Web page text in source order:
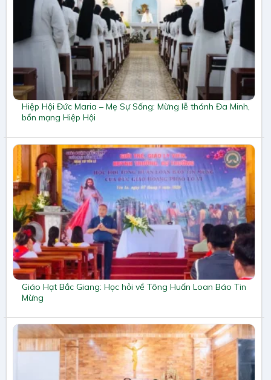
Hiệp Hội Đức Maria – Mẹ Sự Sống: Mừng lễ thánh Đa Minh,
bổn mạng Hiệp Hội
Giáo Hạt Bắc Giang: Học hỏi về Tông Huấn Loan Báo Tin
Mừng